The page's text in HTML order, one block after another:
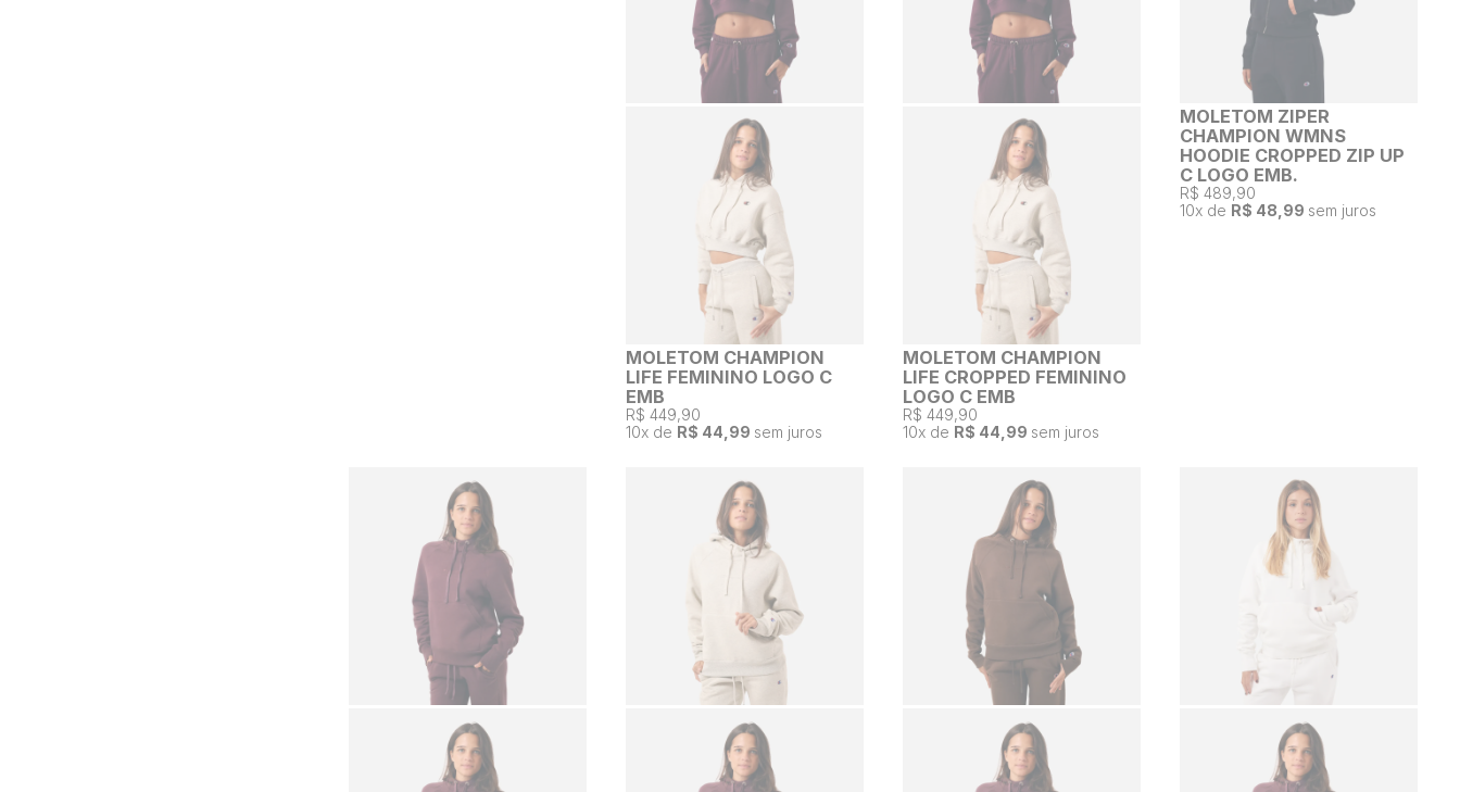
MOLETOM CHAMPION
LIFE FEMININO LOGO C
EMB
R$ 449,90
10x de R$ 44,99 sem juros
MOLETOM CHAMPION
LIFE CROPPED FEMININO
LOGO C EMB
R$ 449,90
10x de R$ 44,99 sem juros
MOLETOM ZIPER
CHAMPION WMNS
HOODIE CROPPED ZIP UP
C LOGO EMB.
R$ 489,90
10x de R$ 48,99 sem juros